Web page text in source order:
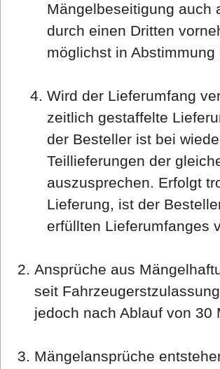
Mängelbeseitigung auch
durch einen Dritten
möglichst in
Wird der Lieferumfang
zeitlich gestaffelte
der Besteller ist bei
Teillieferungen der
auszusprechen. Erfolgt
Lieferung, ist der
erfüllten Lieferumfanges
Ansprüche aus
seit
jedoch nach Ablauf von 30
Mängelansprüche